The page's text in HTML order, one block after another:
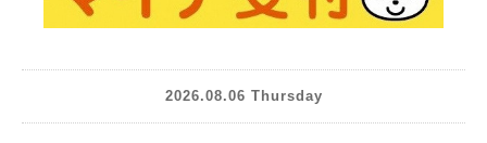
2026.08.06 Thursday